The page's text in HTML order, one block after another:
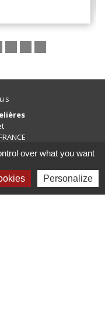
over what you want
Personalize